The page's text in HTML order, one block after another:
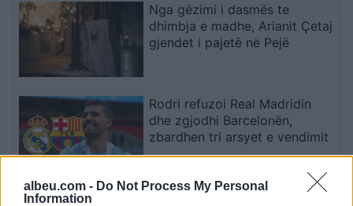
albeu.com - Do Not Process My Personal
Information
Nga gëzimi i dasmës te
dhimbja e madhe, Arianit Çetaj
gjendet i pajetë në Pejë
Rodri refuzoi Real Madridin
dhe zgjodhi Barcelonën,
zbardhen tri arsyet e vendimit